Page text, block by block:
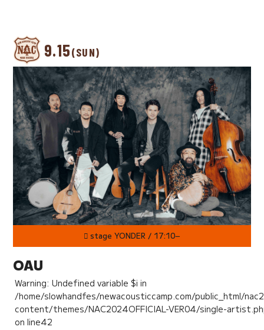
9.15(SUN)
stage YONDER / 17:10−
OAU
Warning: Undefined variable $i in
/home/slowhandfes/newacousticcamp.com/public_html/
content/themes/NAC2024OFFICIAL-VER04/single-
on line42